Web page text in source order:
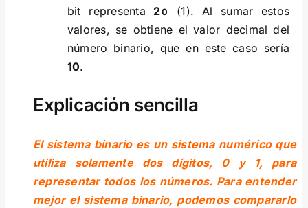
bit representa 20
(1). Al sumar estos
valores, se obtiene el valor decimal del
número binario, que en este caso sería
10.
Explicación sencilla
El sistema binario es un sistema numérico que
utiliza solamente dos dígitos, 0 y 1, para
representar todos los números. Para entender
mejor el sistema binario, podemos compararlo